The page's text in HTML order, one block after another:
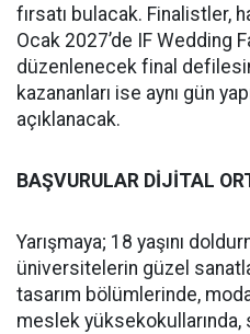
fırsatı bulacak. Finalistler,
Ocak 2027’de IF Wedding
düzenlenecek final
kazananları ise aynı gün
açıklanacak.
BAŞVURULAR DİJİTAL
Yarışmaya; 18 yaşını
üniversitelerin güzel
tasarım bölümlerinde,
meslek yüksekokullarında,